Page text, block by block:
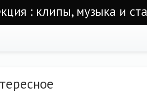
: клипы, музыка и